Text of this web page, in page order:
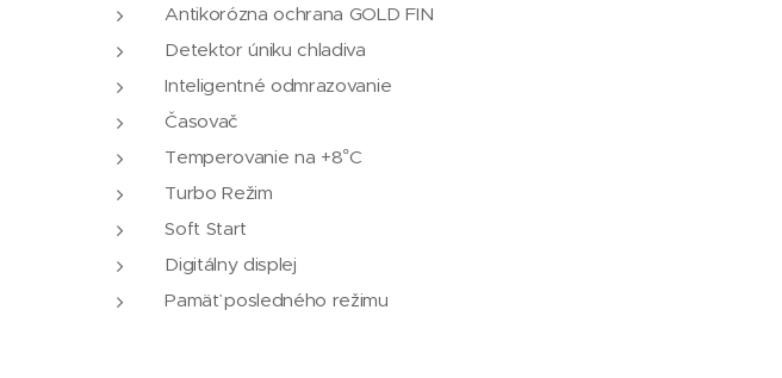
Antikorózna ochrana GOLD FIN
Detektor úniku chladiva
Inteligentné odmrazovanie
Časovač
Temperovanie na +8°C
Turbo Režim
Soft Start
Digitálny displej
Pamäť posledného režimu